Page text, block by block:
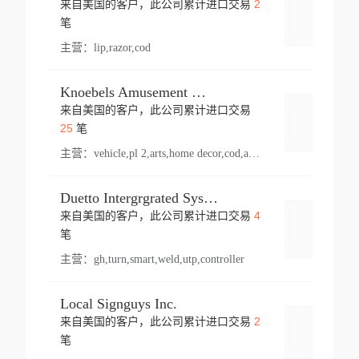
来自美国的客户，此公司累计进口交易 2
笔
主营： lip,razor,cod
Knoebels Amusement Resort
来自美国的客户，此公司累计进口交易
25笔
主营： vehicle,pl 2,arts,home decor,cod,amusement ride,sea
Duetto Intergrgrated Systems Inc.
来自美国的客户，此公司累计进口交易 4
笔
主营： gh,turn,smart,weld,utp,controller
Local Signguys Inc.
来自美国的客户，此公司累计进口交易 2
笔